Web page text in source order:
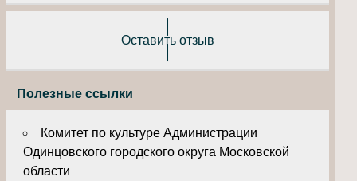
Оставить отзыв
Полезные ссылки
Комитет по культуре Администрации
Одинцовского городского округа Московской
области